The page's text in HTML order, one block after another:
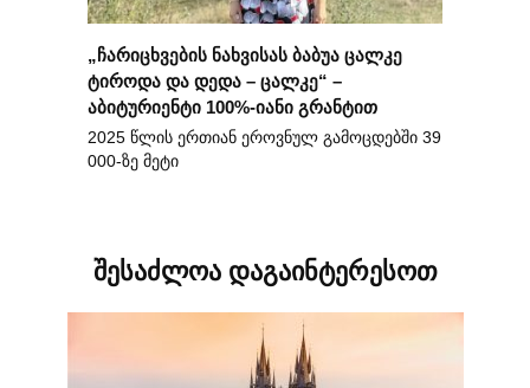
„ჩარიცხვების ნახვისას ბაბუა ცალკე
ტიროდა და დედა – ცალკე“ –
აბიტურიენტი 100%-იანი გრანტით
2025 წლის ერთიან ეროვნულ გამოცდებში 39
000-ზე მეტი
შესაძლოა დაგაინტერესოთ